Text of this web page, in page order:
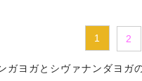
1 2
ガヨガとシヴァナンダヨガ